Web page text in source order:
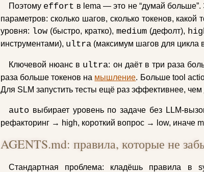
Поэтому effort в lema — это не “думай больше”.
параметров: сколько шагов, сколько токенов, какой
уровня: low (быстро, кратко), medium (дефолт),
инструментами), ultra (максимум шагов для цикла
Ключевой нюанс в ultra: он даёт в три раза
раза больше токенов на мышление. Больше tool
Для SLM запустить тесты ещё раз эффективнее,
auto выбирает уровень по задаче без LLM-
рефакторинг → high, короткий вопрос → low, иначе
AGENTS.md: правила, которые не
Стандартная проблема: кладёшь правила в